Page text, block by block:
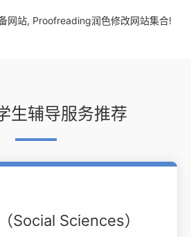
网站, Proofreading润色修改网站集合!
生辅导服务推荐
Social Sciences）